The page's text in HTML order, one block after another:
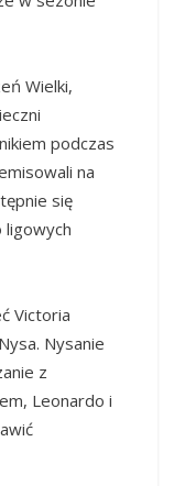
Wielki,
podczas
na
się
ligowych
Victoria
Nysanie
z
Leonardo i